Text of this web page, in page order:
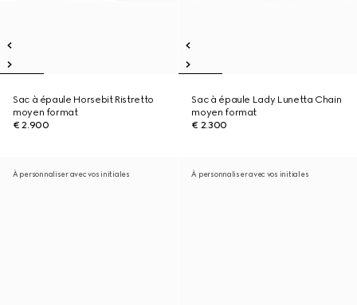
Sac à épaule Horsebit Ristretto
moyen format
€ 2.900
Sac à épaule Lady Lunetta Chain
moyen format
€ 2.300
À personnaliser avec vos initiales À personnaliser avec vos initiales